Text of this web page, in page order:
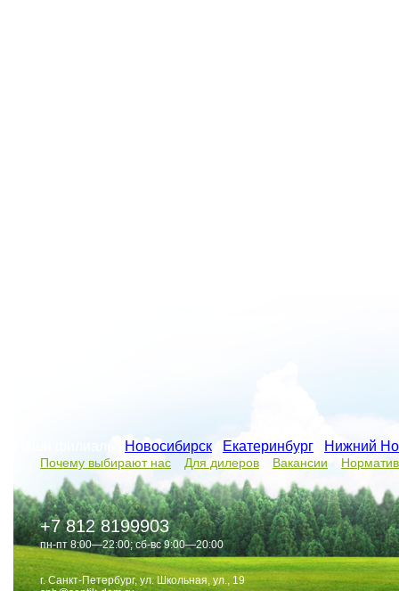
Новосибирск Екатеринбург Нижний
Почему выбирают нас Для дилеров Вакансии
+7 812 8199903
пн-пт 8:00—22:00; сб-вс 9:00—20:00
г. Санкт-Петербург, ул. Школьная, ул., 19